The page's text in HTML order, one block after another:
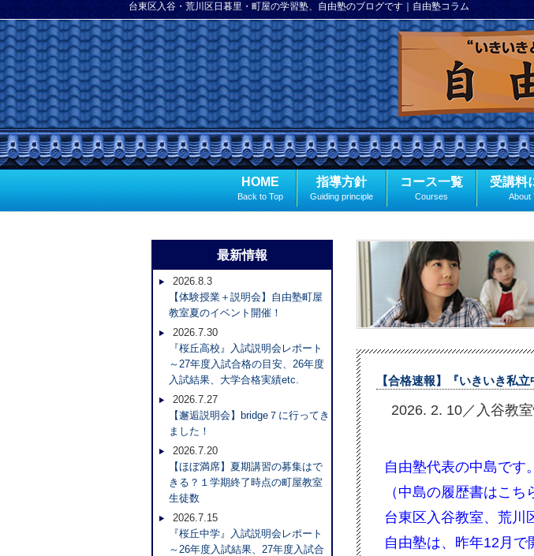
台東区入谷・荒川区日暮里・町屋の学習塾、自由塾のブログです｜自由塾コラム
HOME
Back to Top
指導方針
Guiding principle
コース一覧
Courses
受講料
About
【合格速報】『いきいき私
2026. 2. 10／入谷教
自由塾代表の中島です。
（中島の履歴書はこち
台東区入谷教室、荒川
自由塾は、昨年12月
最新情報
2026.8.3
【体験授業＋説明会】自由塾町屋
教室夏のイベント開催！
2026.7.30
『桜丘高校』入試説明会レポート
～27年度入試合格の目安、26年度
入試結果、大学合格実績etc.
2026.7.27
【邂逅説明会】bridge７に行ってき
ました！
2026.7.20
【ほぼ満席】夏期講習の募集はで
きる？１学期終了時点の町屋教室
生徒数
2026.7.15
『桜丘中学』入試説明会レポート
～26年度入試結果、27年度入試合